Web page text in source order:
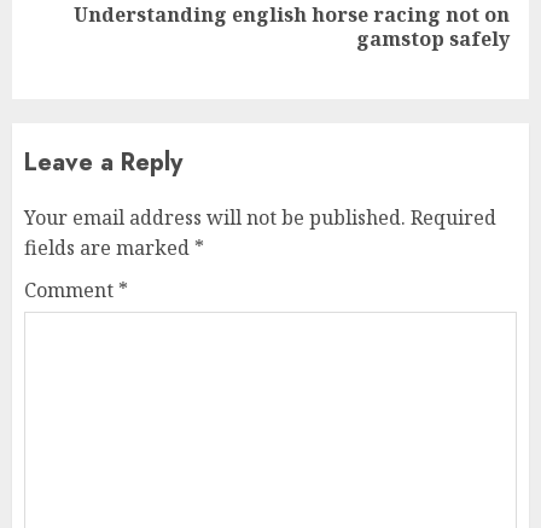
NextUnderstanding english horse racing not on
gamstop safely
Leave a Reply
Your email address will not be published. Required
fields are marked *
Comment *